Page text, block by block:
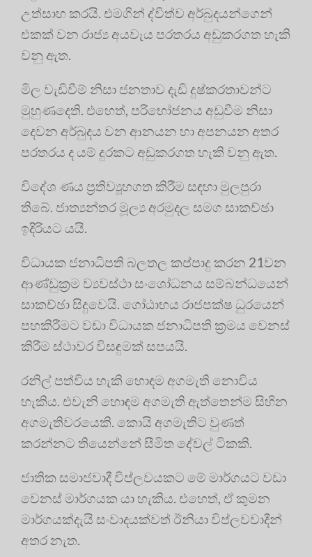
උත්සාහ කරයි. එමගින් ද්විත්ව අර්බුදයන්ගෙන්
එකක් වන රාජ්‍ය අයවැය පරතරය අඩුකරගත හැකි
වනු ඇත.
මිල වැඩිවීම් නිසා ජනතාව දැඩි දුෂ්කරතාවන්ට
මුහුණදෙති. එහෙත්, පරිභෝජනය අඩුවීම නිසා
දෙවන අර්බුදය වන ආනයන හා අපනයන අතර
පරතරය ද යම් දුරකට අඩුකරගත හැකි වනු ඇත.
විදේශ ණය ප්‍රතිව්‍යූහගත කිරීම සඳහා මුලපුරා
තිබේ. ජාත්‍යන්තර මූල්‍ය අරමුදල සමග සාකච්ඡා
ඉදිරියට යයි.
විධායක ජනාධිපති බලතල කප්පාදු කරන 21වන
ආණ්ඩුක්‍රම ව්‍යවස්ථා සංශෝධනය සම්බන්ධයෙන්
සාකච්ඡා සිදුවෙයි. ගෝඨාභය රාජපක්ෂ ධුරයෙන්
පහකිරීමට වඩා විධායක ජනාධිපති ක්‍රමය වෙනස්
කිරීම ස්ථාවර විසඳුමක් සපයයි.
රනිල් පත්විය හැකි හොඳම අගමැති නොවිය
හැකිය. එවැනි හොඳම අගමැති ඇත්තෙන්ම සිහින
අගමැතිවරයෙකි. කොයි අගමැතිට වුණත්
කරන්නට තියෙන්නේ සීමිත දේවල් ටිකකි.
ජාතික සමාජවාදී විප්ලවයකට මේ මාර්ගයට වඩා
වෙනස් මාර්ගයක යා හැකිය. එහෙත්, ඒ කුමන
මාර්ගයක්දැයි සංවාදයක්වත් ඊනියා විප්ලවවාදීන්
අතර නැත.